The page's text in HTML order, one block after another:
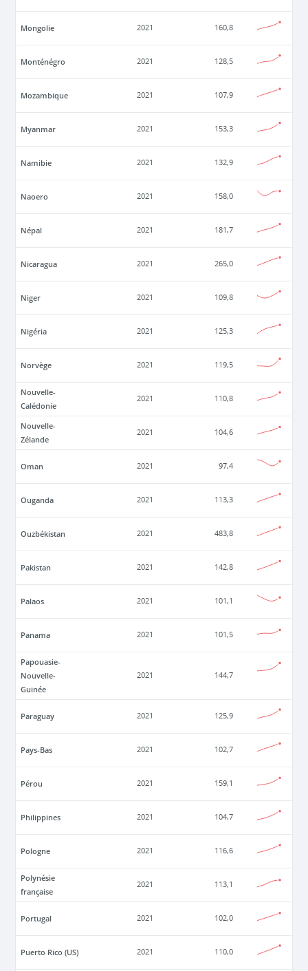
Mongolie 2021 160,8
Monténégro 2021 128,5
Mozambique 2021 107,9
Myanmar 2021 153,3
Namibie 2021 132,9
Naoero 2021 158,0
Népal 2021 181,7
Nicaragua 2021 265,0
Niger 2021 109,8
Nigéria 2021 125,3
Norvège 2021 119,5
Nouvelle-
Calédonie
2021 110,8
Nouvelle-
Zélande
2021 104,6
Oman 2021 97,4
Ouganda 2021 113,3
Ouzbékistan 2021 483,8
Pakistan 2021 142,8
Palaos 2021 101,1
Panama 2021 101,5
Papouasie-
Nouvelle-
Guinée
2021 144,7
Paraguay 2021 125,9
Pays-Bas 2021 102,7
Pérou 2021 159,1
Philippines 2021 104,7
Pologne 2021 116,6
Polynésie
française
2021 113,1
Portugal 2021 102,0
Puerto Rico (US) 2021 110,0